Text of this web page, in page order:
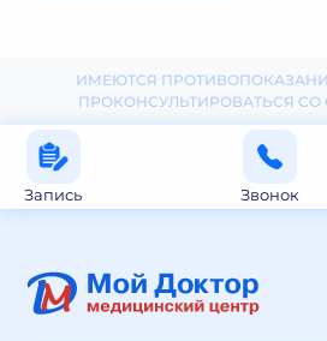
ИМЕЮТСЯ
ПРОКОНСУЛЬТИРОВАТЬСЯ
Запись Звонок